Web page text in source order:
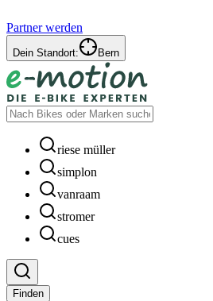
Partner werden
Dein Standort: Bern
riese müller
simplon
vanraam
stromer
cues
Finden